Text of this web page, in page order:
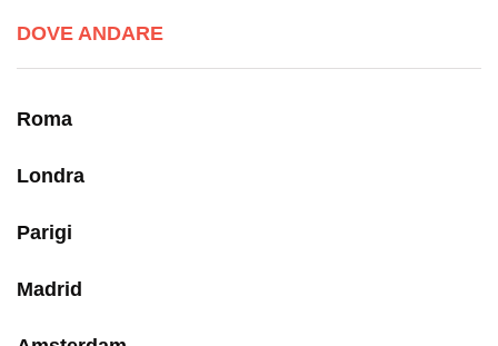
DOVE ANDARE
Roma
Londra
Parigi
Madrid